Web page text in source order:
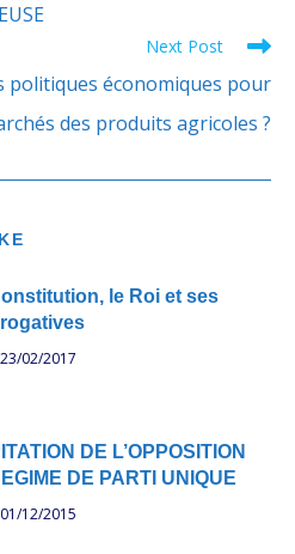
Next Post
politiques économiques pour
des produits agricoles ?
le Roi et ses
23/02/2017
DE L’OPPOSITION
DE PARTI UNIQUE
01/12/2015